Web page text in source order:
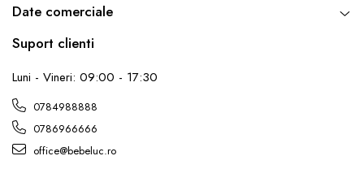
Date comerciale
Suport clienti
Luni - Vineri: 09:00 - 17:30
0784988888
0786966666
office@bebeluc.ro